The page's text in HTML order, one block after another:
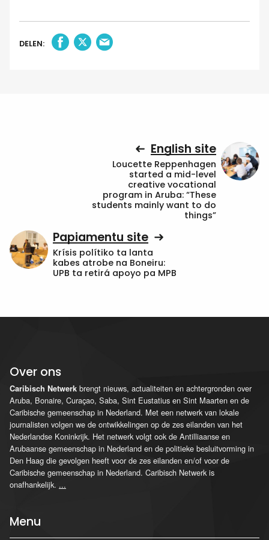
DELEN:
English site
Loucette Reppenhagen
started a mid-level
creative vocational
program in Aruba: “These
students mainly want to do
things”
Papiamentu site
Krísis polítiko ta lanta
kabes atrobe na Boneiru:
UPB ta retirá apoyo pa MPB
Over ons
Caribisch Netwerk brengt nieuws, actualiteiten en achtergronden over
Aruba, Bonaire, Curaçao, Saba, Sint Eustatius en Sint Maarten en de
Caribische gemeenschap in Nederland. Met een netwerk van lokale
journalisten volgen we de ontwikkelingen op de zes eilanden van het
Nederlandse Koninkrijk. Het netwerk volgt ook de Antilliaanse en
Arubaanse gemeenschap in Nederland en de politieke besluitvorming in
Den Haag die gevolgen heeft voor de zes eilanden en/of voor de
Caribische gemeenschap in Nederland. Caribisch Netwerk is
onafhankelijk. ...
Menu